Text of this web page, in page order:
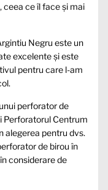
ceea ce îl face și mai
Negru este un
excelente și este
pentru care l-am
perforator de
Perforatorul Centrum
alegerea pentru dvs.
de birou în
considerare de